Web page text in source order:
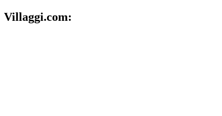
Villaggi.com: